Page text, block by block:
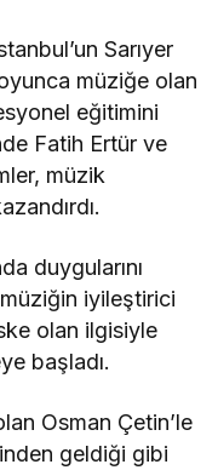
Sarıyer
müziğe olan
eğitimini
Fatih Ertür ve
müzik
duygularını
iyileştirici
olan ilgisiyle
başladı.
Osman Çetin’le
geldiği gibi